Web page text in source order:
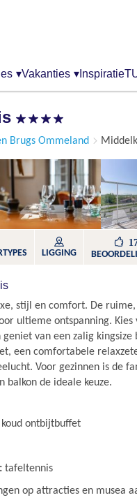
▾Vakanties ▾ Inspiratie
Brugs Ommeland
LIGGING
stijl en comfort. De
ultieme ontspanning.
geniet van een zalig kingsize
een comfortabele
Voor gezinnen is de
balkon de ideale keuze.
ontbijtbuffet
tafeltennis
op attracties en musea